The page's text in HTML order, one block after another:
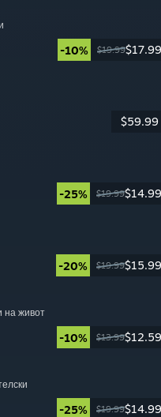
-10% $19.99$17.99
$59.99
-25% $19.99$14.99
-20% $19.99$15.99
на живот
-10% $13.99$12.59
-25% $19.99$14.99